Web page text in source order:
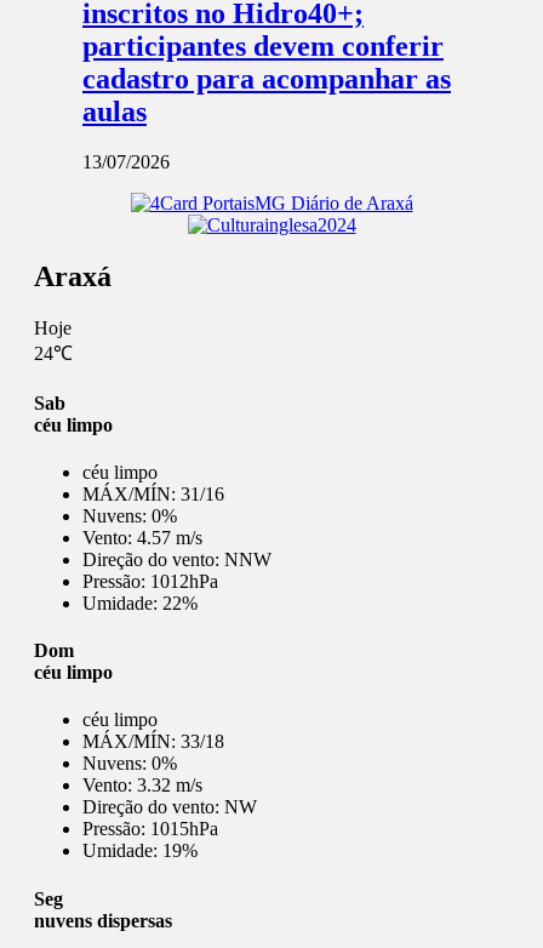
inscritos no Hidro40+;
participantes devem conferir
cadastro para acompanhar as
aulas
13/07/2026
Araxá
Hoje
24℃
Sab
céu limpo
céu limpo
MÁX/MÍN: 31/16
Nuvens: 0%
Vento: 4.57 m/s
Direção do vento: NNW
Pressão: 1012hPa
Umidade: 22%
Dom
céu limpo
céu limpo
MÁX/MÍN: 33/18
Nuvens: 0%
Vento: 3.32 m/s
Direção do vento: NW
Pressão: 1015hPa
Umidade: 19%
Seg
nuvens dispersas